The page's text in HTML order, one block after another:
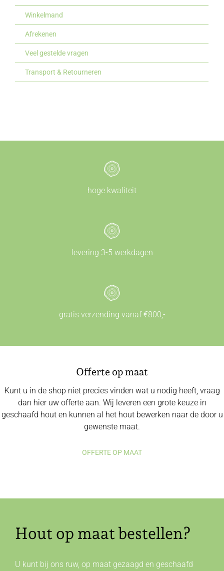
Winkelmand
Afrekenen
Veel gestelde vragen
Transport & Retourneren
hoge kwaliteit
levering 3-5 werkdagen
gratis verzending vanaf €800,-
Offerte op maat
Kunt u in de shop niet precies vinden wat u nodig heeft, vraag
dan hier uw offerte aan. Wij leveren een grote keuze in
geschaafd hout en kunnen al het hout bewerken naar de door u
gewenste maat.
OFFERTE OP MAAT
Hout op maat bestellen?
U kunt bij ons ruw, op maat gezaagd en geschaafd